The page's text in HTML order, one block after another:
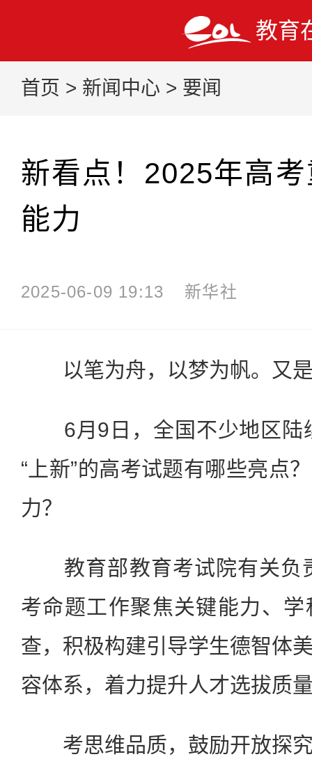
教育
首页 > 新闻中心 > 要闻
新看点！2025年高
能力
2025-06-09 19:13 新华社
以笔为舟，以梦为帆。又是
6月9日，全国不少地区陆
“上新”的高考试题有哪些亮点
力？
教育部教育考试院有关负
考命题工作聚焦关键能力、
查，积极构建引导学生德智体
容体系，着力提升人才选拔质
考思维品质，鼓励开放探